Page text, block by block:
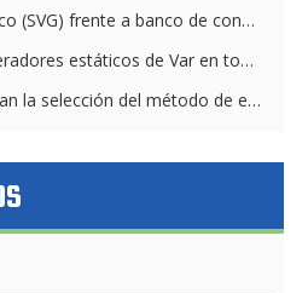
Generador de var estático (SVG) frente a banco de condensadores: diferencias clave
¿Son aplicables los generadores estáticos de Var en todas las industrias y sectores?
¿Qué factores determinan la selección del método de enfriamiento de STATCOM?